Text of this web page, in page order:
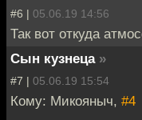
#6 | 05.06.19 14:56
Так вот откуда
Сын кузнеца »
#7 | 05.06.19 15:54
Кому: Микояныч, #4